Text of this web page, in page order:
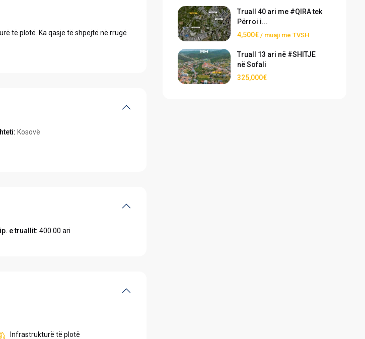
të plotë. Ka qasje të shpejtë në rrugë
Kosovë
e truallit: 400.00 ari
Infrastrukturë të plotë
Truall 40 ari me #QIRA tek
Përroi i...
4,500€ / muaji me TVSH
Truall 13 ari në #SHITJE
në Sofali
325,000€